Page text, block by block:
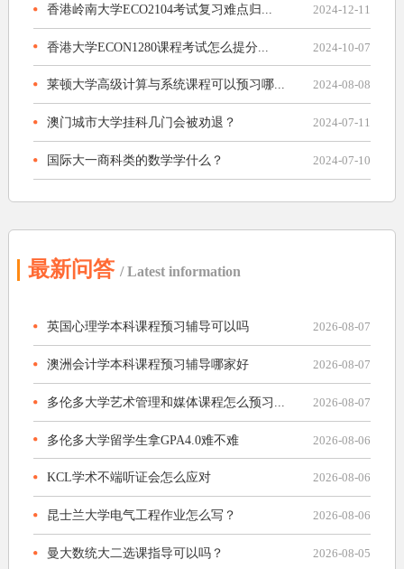
香港岭南大学ECO2104考试复习难点归... 2024-12-11
香港大学ECON1280课程考试怎么提分... 2024-10-07
莱顿大学高级计算与系统课程可以预习哪... 2024-08-08
澳门城市大学挂科几门会被劝退？ 2024-07-11
国际大一商科类的数学学什么？ 2024-07-10
最新问答 / Latest information
英国心理学本科课程预习辅导可以吗 2026-08-07
澳洲会计学本科课程预习辅导哪家好 2026-08-07
多伦多大学艺术管理和媒体课程怎么预习... 2026-08-07
多伦多大学留学生拿GPA4.0难不难 2026-08-06
KCL学术不端听证会怎么应对 2026-08-06
昆士兰大学电气工程作业怎么写？ 2026-08-06
曼大数统大二选课指导可以吗？ 2026-08-05